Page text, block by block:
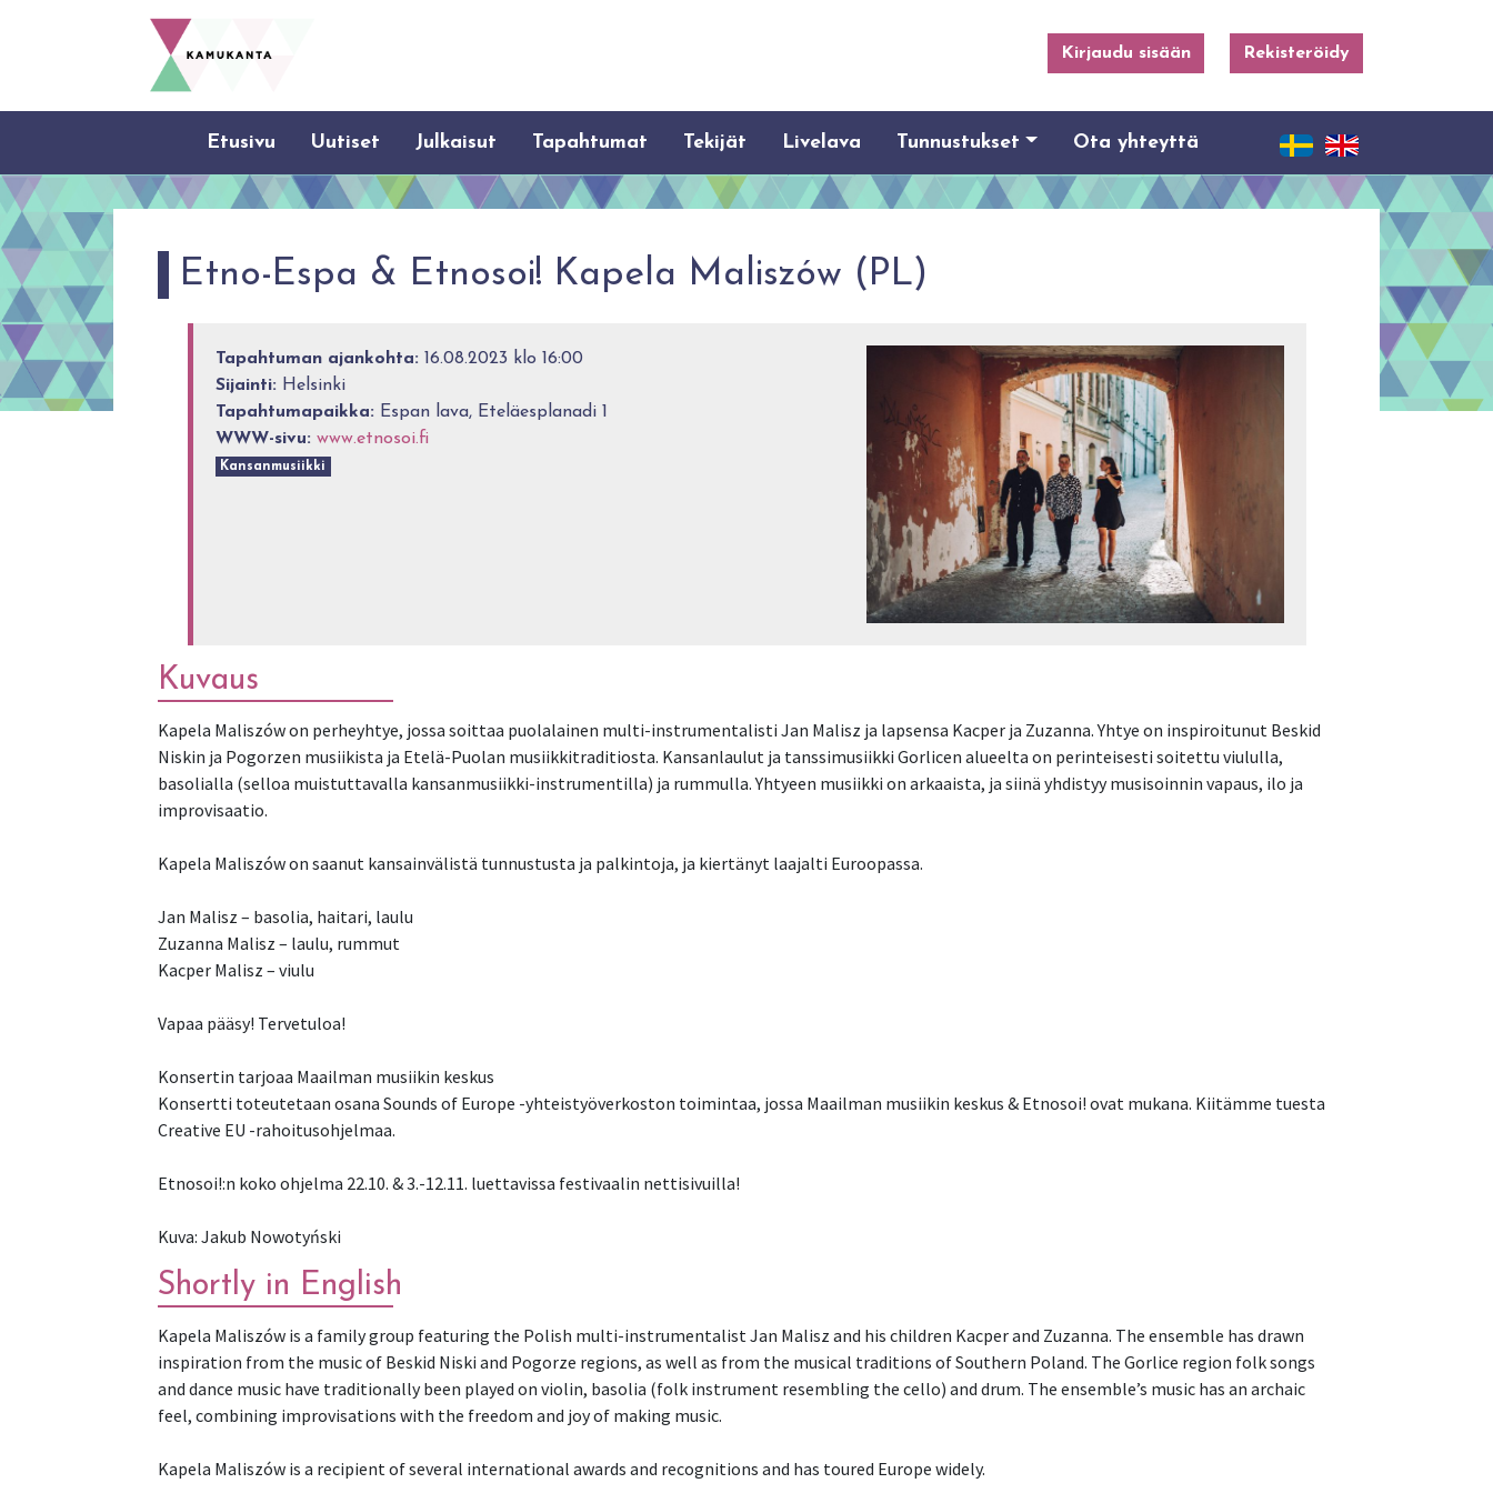
Kirjaudu sisään Rekisteröidy
Etusivu Uutiset Julkaisut Tapahtumat Tekijät Livelava Tunnustukset Ota yhteyttä
Etno-Espa & Etnosoi! Kapela Maliszów (PL)
Tapahtuman ajankohta: 16.08.2023 klo 16:00
Sijainti: Helsinki
Tapahtumapaikka: Espan lava, Eteläesplanadi 1
WWW-sivu: www.etnosoi.fi
Kansanmusiikki
Kuvaus
Kapela Maliszów on perheyhtye, jossa soittaa puolalainen multi-instrumentalisti Jan Malisz ja lapsensa Kacper ja Zuzanna. Yhtye on inspiroitunut Beskid
Niskin ja Pogorzen musiikista ja Etelä-Puolan musiikkitraditiosta. Kansanlaulut ja tanssimusiikki Gorlicen alueelta on perinteisesti soitettu viululla,
basolialla (selloa muistuttavalla kansanmusiikki-instrumentilla) ja rummulla. Yhtyeen musiikki on arkaaista, ja siinä yhdistyy musisoinnin vapaus, ilo ja
improvisaatio.
Kapela Maliszów on saanut kansainvälistä tunnustusta ja palkintoja, ja kiertänyt laajalti Euroopassa.
Jan Malisz – basolia, haitari, laulu
Zuzanna Malisz – laulu, rummut
Kacper Malisz – viulu
Vapaa pääsy! Tervetuloa!
Konsertin tarjoaa Maailman musiikin keskus
Konsertti toteutetaan osana Sounds of Europe -yhteistyöverkoston toimintaa, jossa Maailman musiikin keskus & Etnosoi! ovat mukana. Kiitämme tuesta
Creative EU -rahoitusohjelmaa.
Etnosoi!:n koko ohjelma 22.10. & 3.-12.11. luettavissa festivaalin nettisivuilla!
Kuva: Jakub Nowotyński
Shortly in English
Kapela Maliszów is a family group featuring the Polish multi-instrumentalist Jan Malisz and his children Kacper and Zuzanna. The ensemble has drawn
inspiration from the music of Beskid Niski and Pogorze regions, as well as from the musical traditions of Southern Poland. The Gorlice region folk songs
and dance music have traditionally been played on violin, basolia (folk instrument resembling the cello) and drum. The ensemble’s music has an archaic
feel, combining improvisations with the freedom and joy of making music.
Kapela Maliszów is a recipient of several international awards and recognitions and has toured Europe widely.